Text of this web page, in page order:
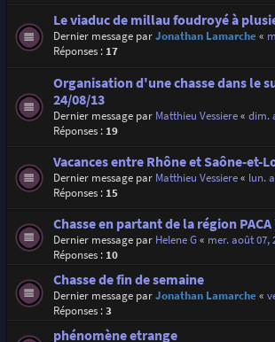
Le viaduc de millau foudroyé à
Dernier message parJonathan Lamarche«
Réponses : 17
Organisation d'une chasse dans le
24/08/13
Dernier message par Matthieu Vessiere« dim.
Réponses : 19
Vacances entre Rhône et Saône-et-
Dernier message par Matthieu Vessiere« lun.
Réponses : 15
Chasse en partant de la région
Dernier message par Helene G« mer. août 07,
Réponses : 10
Chasse de fin de semaine
Dernier message parJonathan Lamarche«
Réponses :3
phénomène etrange